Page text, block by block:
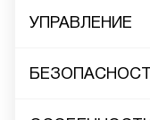
УПРАВЛЕНИЕ